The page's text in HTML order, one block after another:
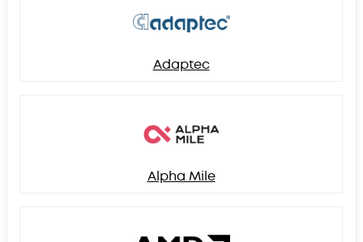
Adaptec
Alpha Mile